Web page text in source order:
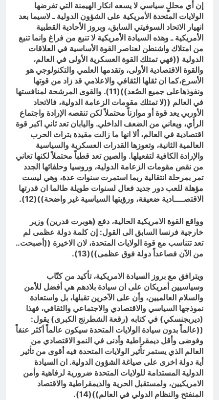
إن أي محللٍ سياسي لا يسعه انكار الهيمنة التي تفرضها
الولايات المتحدة الأمريكية على الشؤون الدولية ـ لاسيما بعد
انهيار الاتحاد السوفيتي السابق، وبروز الأحادية القطبية
الأمريكية ـ وهذه السيادة الأمريكية لا تنبع من فراغ وانما تنبع
من امتلاك واشنطن لعناصر القوة الأساسية في العلاقات
الدولية ((فهي تمتلك القوة العسكرية الأولى في العالم،
والقوة الاقتصادية الأولى، وتقدمها العلمي والتكنولوجي هو
الأسرع،كما ان ثقلها الثقافي والاعلامي قد زاد من قوتها
ونفوذهاعلى جميع الصُعد))(11). والقوى المرشحة لمنافستها
في العالم ((لا تمتلك مقومات الزعامة الدولية، فالاتحاد
الأوربي يعد قوة أو موازناً محتملاً لكن تنقصه الإرادة واجتماع
الرأي، ويعاني من الضعف الداخلي. واليابان تعد ثاني اكبر قوة
اقتصادية في العالم، ألا انها ما زالت مقيدة بتراث الحرب
العالمية الثانية، وتعوزها القدرات العسكرية والسياسية
والإرادة الكافية لتفعيلها. والصين تعد قطباً محتملاً لكنها تعاني
من نقص مقومات الزعامة الدولية، وروسيا وحلفائها الجدد
تمر بمرحلة انتقالية ربما استمرت سنوات عدة، وهي ليست
مؤهلة للعب دور جديد فعال لسنوات طويلة طالما ان قدرتها
الاقتصــــادية ضعيفة، ورؤيتها السياسية غير واضحة))(12).
وواقع القوة الامريكية الحالية، دفع (هوبرت فدرين) وزير
خارجية فرنسا السابق الى القول: إن كلمة دولة عظمى لم
تعد تتناسب مع قوة الولايات المتحدة، لان الاخيرة ((أصبحت..
من الآن فصاعداً دولة فوق عظمى))(13).
ويترافق مع بروز السيادة الامريكية، تأكيد من كتّاب
وسياسيين أمريكان على ان سيادة بلادهم هي أفضل للأمن
والسلام العالميين، وأن على الآخرين تقبلها، بل واستعادة
نموذجها السياسي والاقتصادي والاجتماعي والثقافي، فهذا
(ديربجنسكي) في كتابه (رقعة الشطرنج الكبرى) يقول:
((عالماً بدون سيادة الولايات المتحدة سيكون عالماً أكثر عنفاً
وفوضى وأقل ديمقراطية وأدنى في النمو الاقتصادي من
العالم الذي يستمر تأثير الولايات المتحدة فيه أقوى من تأثير
أية دولة اخرى على صياغة الشؤون الدولية. ان السيادة
الدولية المستدامة للولايات المتحدة ضرورية لرفاهية وأمن
الامريكيين، ولمستقبل الحرية والديمقراطية والاقتصاد
المنفتح والنظام الدولي في العالم))(14).